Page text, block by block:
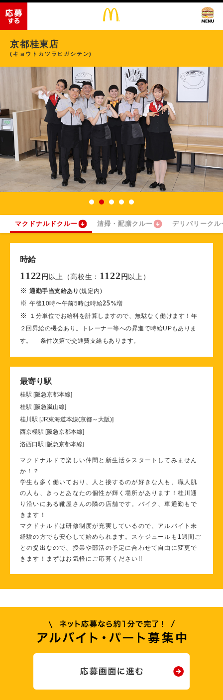
京都桂東店
(キョウトカツラヒガシテン)
マクドナルドクルー 清掃・配膳クルー デリバリークル
時給
1122 円 以上（高校生： 1122 円 以上）
※通勤手当支給あり (規定内)
※午後10時〜午前5時は時給25%増
※
１分単位でお給料を計算しますので、無駄なく働けます！年
２回昇給の機会あり。トレーナー等への昇進で時給UPもありま
す。 条件次第で交通費支給もあります。
最寄り駅
桂駅 [阪急京都本線]
桂駅 [阪急嵐山線]
桂川駅 [JR東海道本線(京都～大阪)]
西京極駅 [阪急京都本線]
洛西口駅 [阪急京都本線]
マクドナルドで楽しい仲間と新生活をスタートしてみません
か！？
学生も多く働いており、人と接するのが好きな人も、職人肌
の人も、きっとあなたの個性が輝く場所があります！桂川通
り沿いにある靴屋さんの隣の店舗です。バイク、車通勤もで
きます！
マクドナルドは研修制度が充実しているので、アルバイト未
経験の方でも安心して始められます。スケジュールも1週間ご
との提出なので、授業や部活の予定に合わせて自由に変更で
きます！まずはお気軽にご応募ください!!